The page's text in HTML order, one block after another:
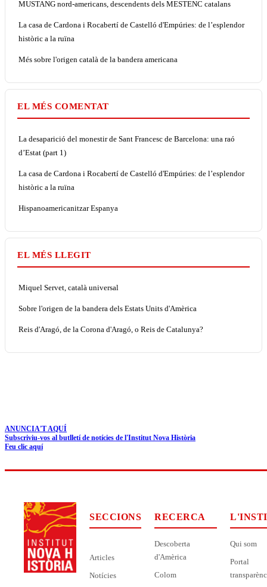
MUSTANG nord-americans, descendents dels MESTENC catalans
La casa de Cardona i Rocabertí de Castelló d'Empúries: de l’esplendor
històric a la ruïna
Més sobre l'origen català de la bandera americana
EL MÉS COMENTAT
La desaparició del monestir de Sant Francesc de Barcelona: una raó
d’Estat (part 1)
La casa de Cardona i Rocabertí de Castelló d'Empúries: de l’esplendor
històric a la ruïna
Hispanoamericanitzar Espanya
EL MÉS LLEGIT
Miquel Servet, català universal
Sobre l'origen de la bandera dels Estats Units d'Amèrica
Reis d'Aragó, de la Corona d'Aragó, o Reis de Catalunya?
ANUNCIA'T AQUÍ
Subscriviu-vos al butlletí de notícies de l'Institut Nova Història
Feu clic aquí
SECCIONS
Articles
Notícies
RECERCA
Descoberta
d'Amèrica
Colom
Qui som
Portal